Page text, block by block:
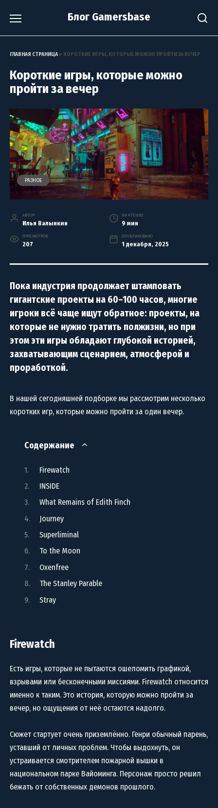
Блог Gamersbase
ГЛАВНАЯ СТРАНИЦА» КОРОТКИЕ ИГРЫ, КОТОРЫЕ МОЖНО ПРОЙТИ ЗА ВЕЧЕР
Короткие игры, которые можно
пройти за вечер
РАЗНОЕ
АВТОР
Илья Валынкин
НА ЧТЕНИЕ
9 мин
ПРОСМОТРОВ
207
ОПУБЛИКОВАНО
1 декабря, 2025
Пока индустрия продолжает штамповать
гигантские проекты на 60–100 часов, многие
игроки всё чаще ищут обратное: проекты, на
которые не нужно тратить полжизни, но при
этом эти игры обладают глубокой историей,
захватывающим сценарием, атмосферой и
проработкой.
В нашей сегодняшней подборке мы рассмотрим несколько
коротких игр, которые можно пройти за один вечер.
Содержание
Firewatch
INSIDE
What Remains of Edith Finch
Journey
Superliminal
To the Moon
Oxenfree
The Stanley Parable
Stray
Firewatch
Есть игры, которые не пытаются ошеломить графикой,
взрывами или бесконечными миссиями. Firewatch относится
именно к таким. Это история, которую можно пройти за
вечер, но ощущения от неё остаются надолго.
Сюжет стартует очень приземлённо. Генри обычный парень,
уставший от личных проблем. Чтобы выдохнуть, он
устраивается смотрителем пожарной вышки в
национальном парке Вайоминга. Персонаж просто решил
бежать от собственных демонов прошлого.